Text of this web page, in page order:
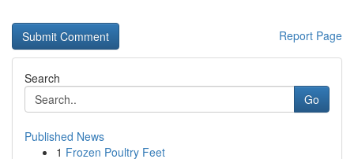
Report Page
Search
Go
Published News
1 Frozen Poultry Feet